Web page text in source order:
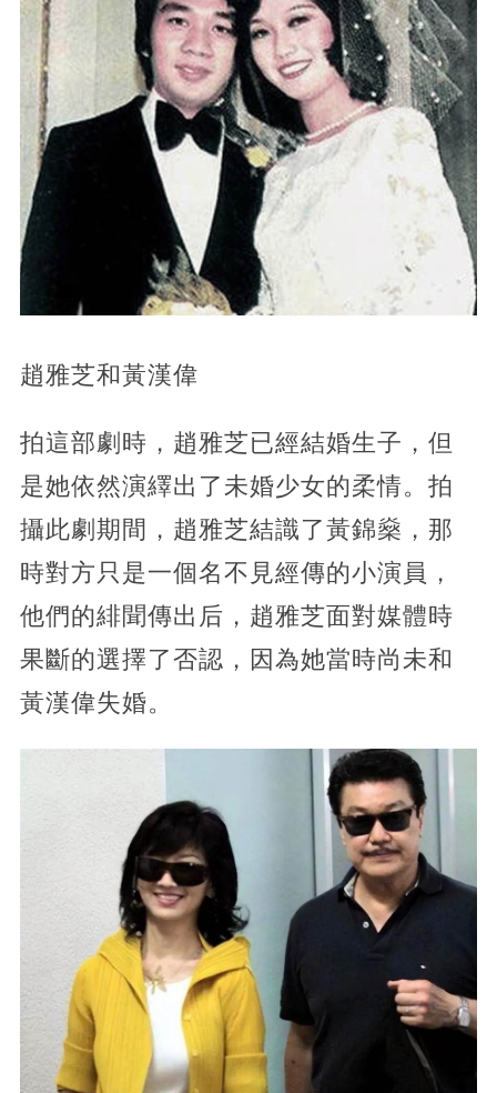
趙雅芝和黃漢偉
拍這部劇時，趙雅芝已經結婚生子，但
是她依然演繹出了未婚少女的柔情。拍
攝此劇期間，趙雅芝結識了黃錦燊，那
時對方只是一個名不見經傳的小演員，
他們的緋聞傳出后，趙雅芝面對媒體時
果斷的選擇了否認， 因為她當時尚未和
黃漢偉失婚。